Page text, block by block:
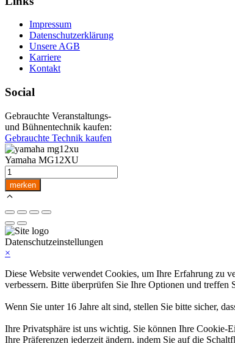
Impressum
Datenschutzerklärung
Unsere AGB
Karriere
Kontakt
Social
Gebrauchte Veranstaltungs-
und Bühnentechnik kaufen:
Gebrauchte Technik kaufen
Yamaha MG12XU
Yamaha
MG12XU
Menge
merken
Datenschutzeinstellungen
×
Diese Website verwendet Cookies, um Ihre Erfahrung zu
verbessern. Bitte überprüfen Sie Ihre Optionen und treffen
Wenn Sie unter 16 Jahre alt sind, stellen Sie bitte sicher,
Ihre Privatsphäre ist uns wichtig. Sie können Ihre Cookie-
Ihre Präferenzen jederzeit ändern, indem Sie auf die